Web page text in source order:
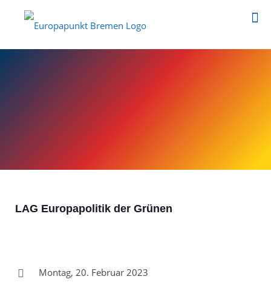
LAG Europapolitik der Grünen
Montag, 20. Februar 2023